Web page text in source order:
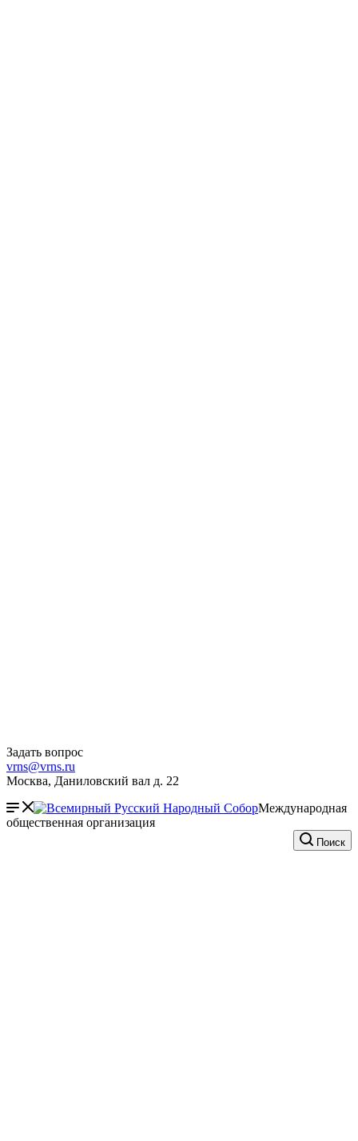
Задать вопрос
vrns@vrns.ru
Москва, Даниловский вал д. 22
Международная
общественная организация
Поиск